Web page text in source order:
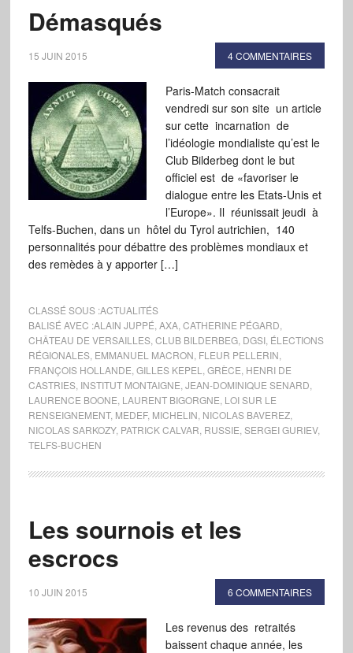
Démasqués
15 JUIN 2015 4 COMMENTAIRES
Paris-Match consacrait
vendredi sur son site un article
sur cette incarnation de
l’idéologie mondialiste qu’est le
Club Bilderbeg dont le but
officiel est de «favoriser le
dialogue entre les Etats-Unis et
l’Europe». Il réunissait jeudi à
Telfs-Buchen, dans un hôtel du Tyrol autrichien, 140
personnalités pour débattre des problèmes mondiaux et
des remèdes à y apporter […]
CLASSÉ SOUS :ACTUALITÉS
BALISÉ AVEC :ALAIN JUPPÉ AXA, CATHERINE PÉGARD
CHÂTEAU DE VERSAILLES, CLUB BILDERBEG, DGSI, ÉLECTIONS
RÉGIONALES, EMMANUEL MACRON FLEUR PELLERIN
FRANÇOIS HOLLANDE GILLES KEPEL GRÈCE HENRI DE
CASTRIES, INSTITUT MONTAIGNE JEAN-DOMINIQUE SENARD
LAURENCE BOONE LAURENT BIGORGNE LOI SUR LE
RENSEIGNEMENT, MEDEF, MICHELIN NICOLAS BAVEREZ,
NICOLAS SARKOZY, PATRICK CALVAR RUSSIE SERGEI GURIEV,
TELFS-BUCHEN
Les sournois et les
escrocs
10 JUIN 2015 6 COMMENTAIRES
Les revenus des retraités
baissent chaque année, les